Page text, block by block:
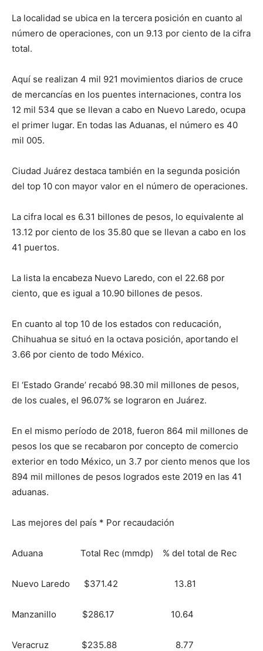
La localidad se ubica en la tercera posición en cuanto al
número de operaciones, con un 9.13 por ciento de la cifra
total.
Aquí se realizan 4 mil 921 movimientos diarios de cruce
de mercancías en los puentes internaciones, contra los
12 mil 534 que se llevan a cabo en Nuevo Laredo, ocupa
el primer lugar. En todas las Aduanas, el número es 40
mil 005.
Ciudad Juárez destaca también en la segunda posición
del top 10 con mayor valor en el número de operaciones.
La cifra local es 6.31 billones de pesos, lo equivalente al
13.12 por ciento de los 35.80 que se llevan a cabo en los
41 puertos.
La lista la encabeza Nuevo Laredo, con el 22.68 por
ciento, que es igual a 10.90 billones de pesos.
En cuanto al top 10 de los estados con reducación,
Chihuahua se situó en la octava posición, aportando el
3.66 por ciento de todo México.
El ‘Estado Grande’ recabó 98.30 mil millones de pesos,
de los cuales, el 96.07% se lograron en Juárez.
En el mismo período de 2018, fueron 864 mil millones de
pesos los que se recabaron por concepto de comercio
exterior en todo México, un 3.7 por ciento menos que los
894 mil millones de pesos logrados este 2019 en las 41
aduanas.
Las mejores del país * Por recaudación
Aduana Total Rec (mmdp) % del total de Rec
Nuevo Laredo $371.42 13.81
Manzanillo $286.17 10.64
Veracruz $235.88 8.77